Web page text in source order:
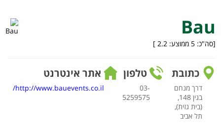
Bau
[סה"כ: 5 ממוצע: 2.2
]
כתובת
דרך מנחם
בגין 148,
(בית גזית),
תל אביב
טלפון
03-
5259575
אתר אינטרנט
http://www.bauevents.co.il/